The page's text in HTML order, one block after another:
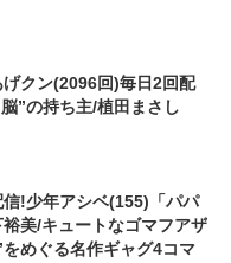
げクン(2096回)毎日2回配
”の持ち主/植田まさし
信!少年アシベ(155)「パパ
美/キュートなゴマフアザ
めぐる名作ギャグ4コマ